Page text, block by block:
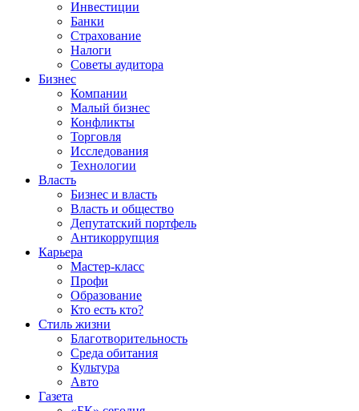
Инвестиции
Банки
Страхование
Налоги
Советы аудитора
Бизнес
Компании
Малый бизнес
Конфликты
Торговля
Исследования
Технологии
Власть
Бизнес и власть
Власть и общество
Депутатский портфель
Антикоррупция
Карьера
Мастер-класс
Профи
Образование
Кто есть кто?
Стиль жизни
Благотворительность
Среда обитания
Культура
Авто
Газета